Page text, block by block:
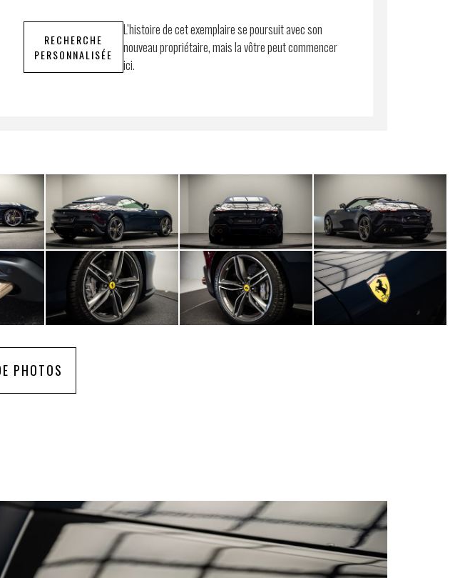
RECHERCHE
PERSONNALISÉE
L’histoire de cet exemplaire se poursuit avec son
nouveau propriétaire, mais la vôtre peut commencer
ici.
PHOTOS